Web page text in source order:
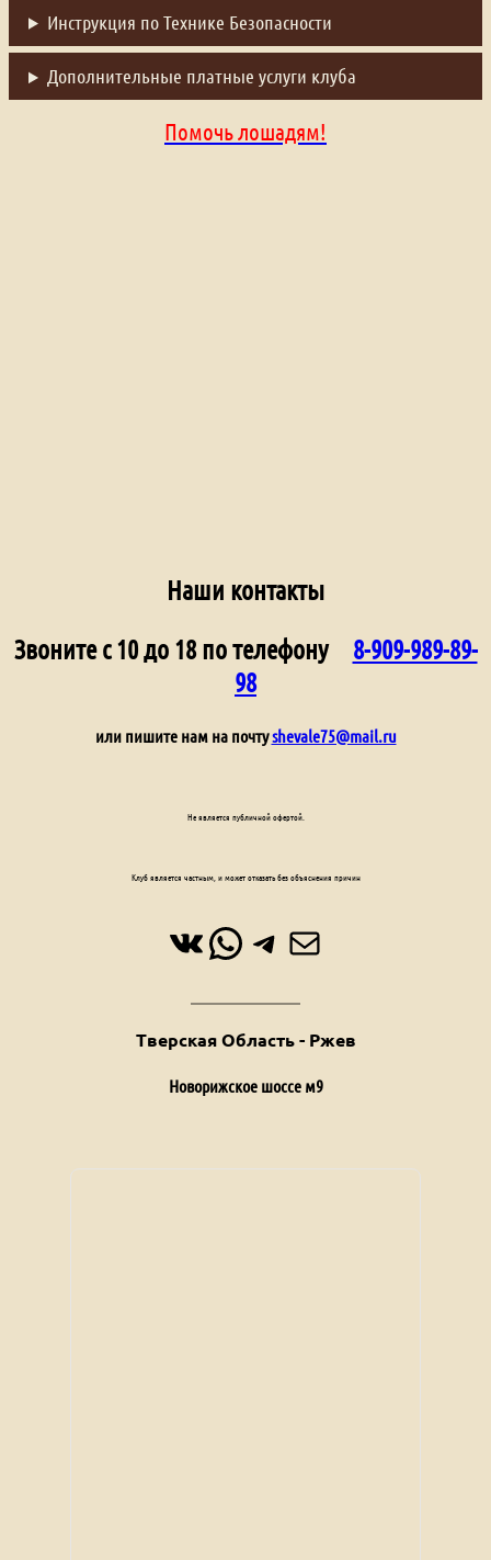
Инструкция по Технике Безопасности
Дополнительные платные услуги клуба
Помочь лошадям!
Наши контакты
Звоните с 10 до 18 по телефону
8-909-989-89-
98
или пишите нам на почтуshevale75@mail.ru
ВКонтакте
WhatsApp
Telegram
Почта
Тверская Область - Ржев
Новорижское шоссе м9